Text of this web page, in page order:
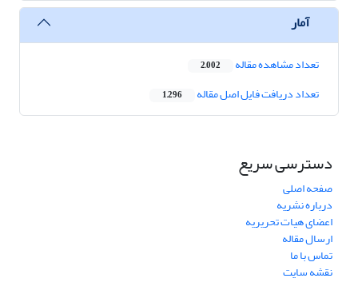
آمار
تعداد مشاهده مقاله 2,002
تعداد دریافت فایل اصل مقاله 1,296
دسترسی سریع
صفحه اصلی
درباره نشریه
اعضای هیات تحریریه
ارسال مقاله
تماس با ما
نقشه سایت